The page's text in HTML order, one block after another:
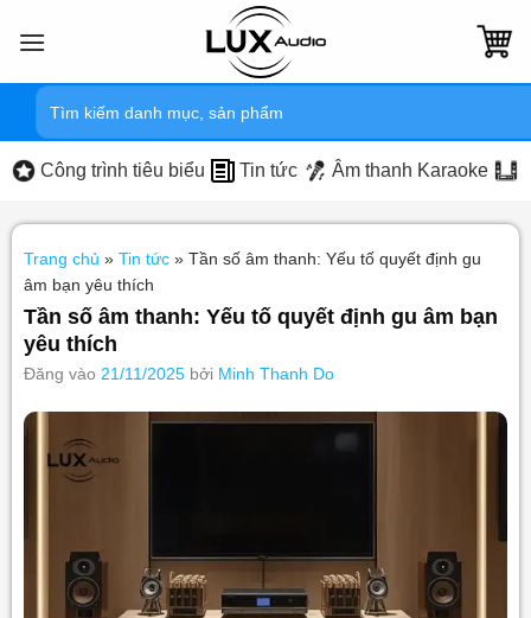
qua
Tìm
kiếm:
Công trình tiêu biểu Tin tức Âm thanh Karaoke
Trang chủ » Tin tức» Tần số âm thanh: Yếu tố quyết định gu
âm bạn yêu thích
Tần số âm thanh: Yếu tố quyết định gu âm bạn
yêu thích
Đăng vào 21/11/2025 bởi Minh Thanh Do